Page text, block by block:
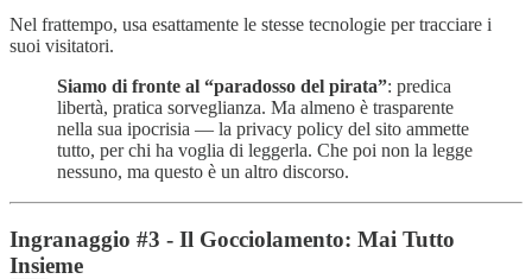
Nel frattempo, usa esattamente le stesse tecnologie per tracciare i
suoi visitatori.
Siamo di fronte al “paradosso del pirata”: predica
libertà, pratica sorveglianza. Ma almeno è trasparente
nella sua ipocrisia — la privacy policy del sito ammette
tutto, per chi ha voglia di leggerla. Che poi non la legge
nessuno, ma questo è un altro discorso.
Ingranaggio #3 - Il Gocciolamento: Mai Tutto
Insieme